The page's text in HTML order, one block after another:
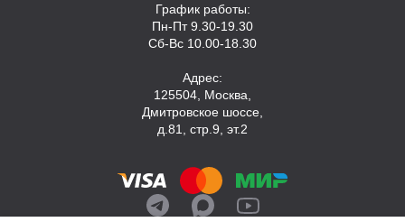
График работы:
Пн-Пт 9.30-19.30
Сб-Вс 10.00-18.30
Адрес:
125504, Москва,
Дмитровское шоссе,
д.81, стр.9, эт.2